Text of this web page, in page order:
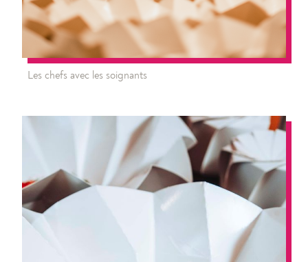
Les chefs avec les soignants